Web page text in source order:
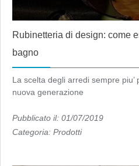
Rubinetteria di design: come
bagno
La scelta degli arredi sempre
nuova generazione
Pubblicato il: 01/07/2019
Categoria: Prodotti